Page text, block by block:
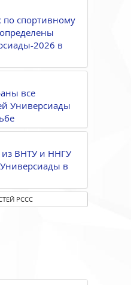
по спортивному
2026 в
все
Универсиады
ВНТУ и ННГУ
в
РССС